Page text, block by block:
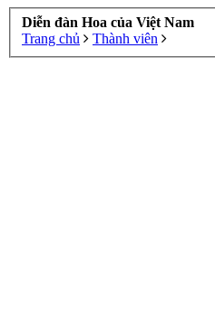
Diễn đàn Hoa của Việt Nam
Trang chủ
Thành viên